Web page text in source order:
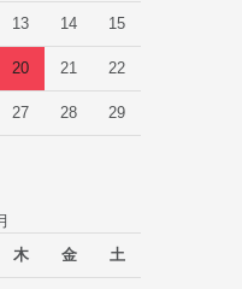
13 14 15
20 21 22
27 28 29
木 金 土